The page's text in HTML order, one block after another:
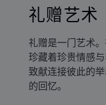
礼赠艺术
礼赠是一门艺术
珍藏着珍贵情感
致献连接彼此的
的回忆。